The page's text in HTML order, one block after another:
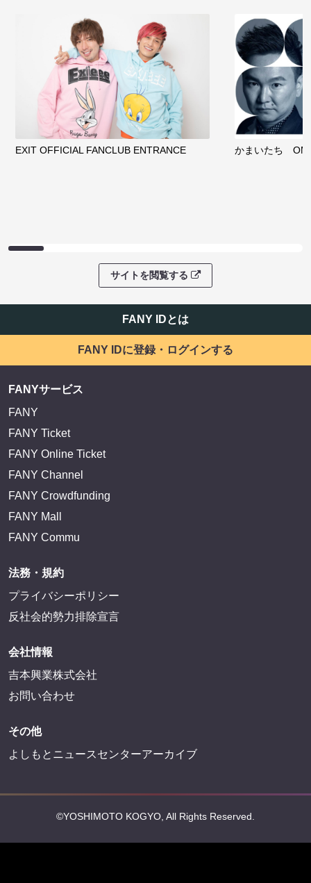
EXIT OFFICIAL FANCLUB ENTRANCE かまいたち
サイトを閲覧する
FANY IDとは
FANY IDに登録・ログインする
FANYサービス
FANY
FANY Ticket
FANY Online Ticket
FANY Channel
FANY Crowdfunding
FANY Mall
FANY Commu
法務・規約
プライバシーポリシー
反社会的勢力排除宣言
会社情報
吉本興業株式会社
お問い合わせ
その他
よしもとニュースセンターアーカイブ
©YOSHIMOTO KOGYO, All Rights Reserved.